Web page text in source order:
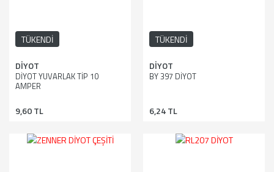
TÜKENDİ
DİYOT
DİYOT YUVARLAK TİP 10
AMPER
9,60 TL
TÜKENDİ
DİYOT
BY 397 DİYOT
6,24 TL